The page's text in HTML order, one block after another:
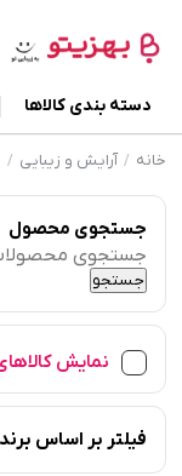
دسته بندی کالاها
خانه / آرایش و زیبایی /
جستجوی محصول
جستجو
برای:
جستجو
نمایش
فیلتر بر اساس